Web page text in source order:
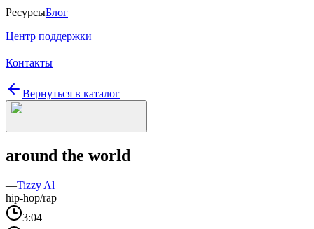
РесурсыБлог
Центр поддержки
Контакты
Вернуться в каталог
around the world
—Tizzy Al
hip-hop/rap
3:04